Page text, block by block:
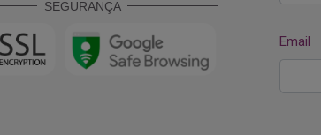
SEGURANÇA